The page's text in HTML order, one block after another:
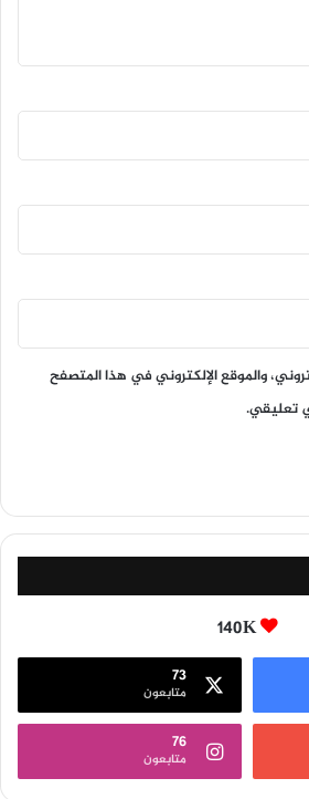
والموقع الإلكتروني في هذا المتصفح
تعليقي.
140K
73
متابعون
76
متابعون